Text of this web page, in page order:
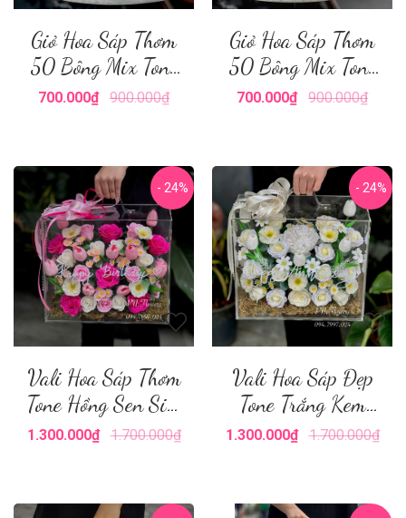
Giỏ Hoa Sáp Thơm
50 Bông Mix Tone
Xanh Lá
700.000₫ 900.000₫
Giỏ Hoa Sáp Thơm
50 Bông Mix Tone
Hồng
700.000₫ 900.000₫
- 24%
Vali Hoa Sáp Thơm
Tone Hồng Sen Size
Lớn
1.300.000₫ 1.700.000₫
- 24%
Vali Hoa Sáp Đẹp
Tone Trắng Kem
Size Lớn
1.300.000₫ 1.700.000₫